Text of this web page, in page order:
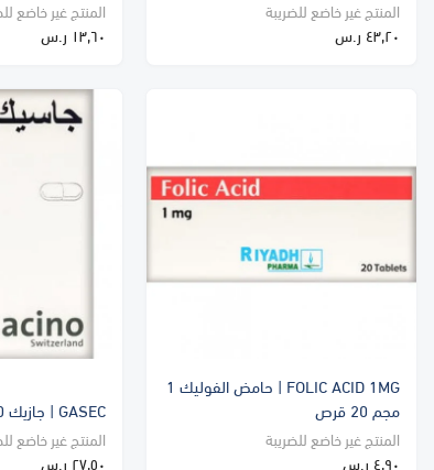
المنتج غير خاضع للضريبة
٤٣٫٢٠ ر.س
المنتج غير خاضع
١٣٫٦٠ ر.س
FOLIC ACID 1MG | حامض الفوليك 1
مجم 20 قرص
المنتج غير خاضع للضريبة
٤٫٩٠ ر.س
GASEC | جازيك 20 مجم 14 كبسولة
المنتج غير خاضع
٢٧٫٥٠ ر.س